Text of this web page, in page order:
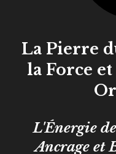
La Pierre
la Force
L'Énergie
Ancrage et